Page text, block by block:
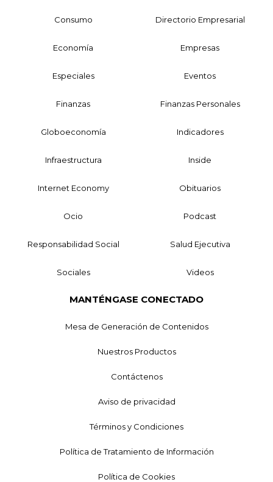
Consumo Directorio Empresarial
Economía Empresas
Especiales Eventos
Finanzas Finanzas Personales
Globoeconomía Indicadores
Infraestructura Inside
Internet Economy Obituarios
Ocio Podcast
Responsabilidad Social Salud Ejecutiva
Sociales Videos
MANTÉNGASE CONECTADO
Mesa de Generación de Contenidos
Nuestros Productos
Contáctenos
Aviso de privacidad
Términos y Condiciones
Política de Tratamiento de Información
Política de Cookies